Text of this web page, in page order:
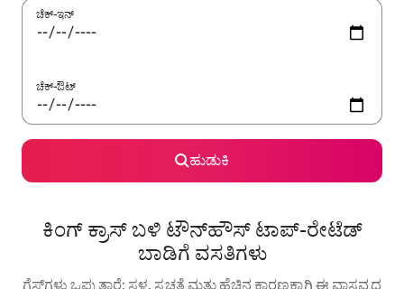
ಚೆಕ್-ಇನ್
ಚೆಕ್-ಔಟ್
ಹುಡುಕಿ
ಕಿಂಗ್ ಕ್ರಾಸ್ ಬಳಿ ಟೌನ್‌ಹೌಸ್ ಟಾಪ್-ರೇಟೆಡ್
ಬಾಡಿಗೆ ವಸತಿಗಳು
ಗೆಸ್ಟ್‌ಗಳು ಒಪ್ಪುತ್ತಾರೆ: ಸ್ಥಳ, ಸ್ವಚ್ಛತೆ ಮತ್ತು ಹೆಚ್ಚಿನ ಕಾರಣಕ್ಕಾಗಿ ಈ ವಾಸ್ತವ್ಯದ